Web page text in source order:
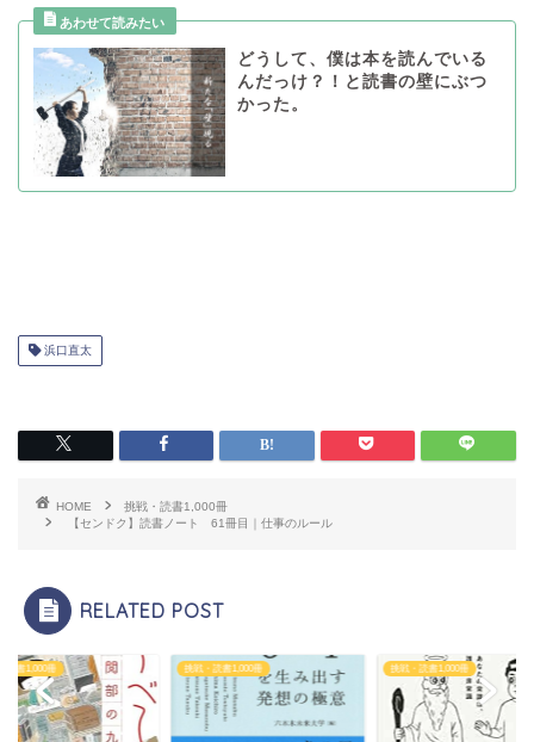
どうして、僕は本を読んでいる
んだっけ？！と読書の壁にぶつ
かった。
浜口直太
HOME
挑戦・読書1,000冊
【センドク】読書ノート 61冊目｜仕事のルール
RELATED POST
読書1,000冊 挑戦・読書1,000冊 挑戦・読書1,000冊